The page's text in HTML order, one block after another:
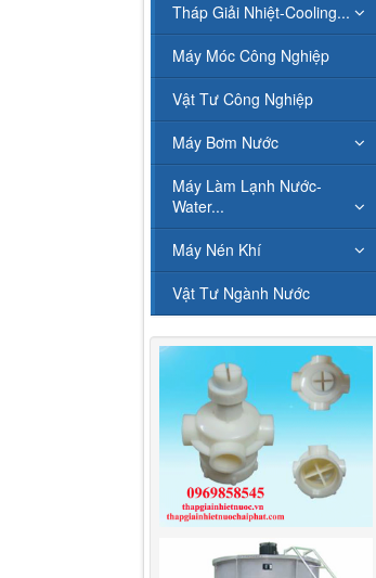
Liên hệ
MOTO THÁP GIẢI NHIỆT
NƯỚC
Tháp Giải Nhiệt-Cooling...
Máy Móc Công Nghiệp
Vật Tư Công Nghiệp
Máy Bơm Nước
Máy Làm Lạnh Nước-
Water...
Máy Nén Khí
Vật Tư Ngành Nước